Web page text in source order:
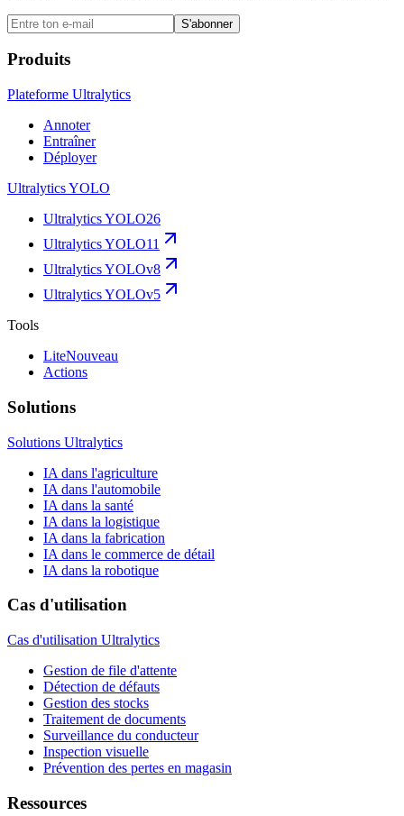
S'abonner
Produits
Plateforme Ultralytics
Annoter
Entraîner
Déployer
Ultralytics YOLO
Ultralytics YOLO26
Ultralytics YOLO11
Ultralytics YOLOv8
Ultralytics YOLOv5
Tools
LiteNouveau
Actions
Solutions
Solutions Ultralytics
IA dans l'agriculture
IA dans l'automobile
IA dans la santé
IA dans la logistique
IA dans la fabrication
IA dans le commerce de détail
IA dans la robotique
Cas d'utilisation
Cas d'utilisation Ultralytics
Gestion de file d'attente
Détection de défauts
Gestion des stocks
Traitement de documents
Surveillance du conducteur
Inspection visuelle
Prévention des pertes en magasin
Ressources